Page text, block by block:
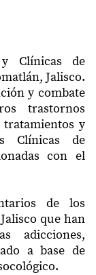
Clínicas de
Jalisco.
y combate
trastornos
tratamientos y
Clínicas de
con el
de los
que han
adicciones,
a base de